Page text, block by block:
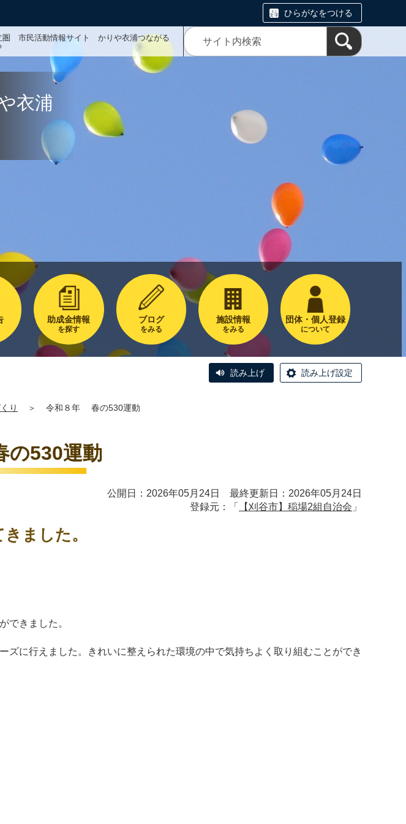
ひらがなをつける
圏 市民活動情報サイト かりや衣浦つながる
衣浦
助成金情報
を探す
ブログ
をみる
施設情報
をみる
団体・個人登録
について
読み上げ 読み上げ設定
り ＞ 令和８年 春の530運動
530運動
公開日：2026年05月24日 最終更新日：2026年05月24日
登録元：「
【刈谷市】稲場2組自治会 」
ました。
できました。
に行えました。きれいに整えられた環境の中で気持ちよく取り組むことができ